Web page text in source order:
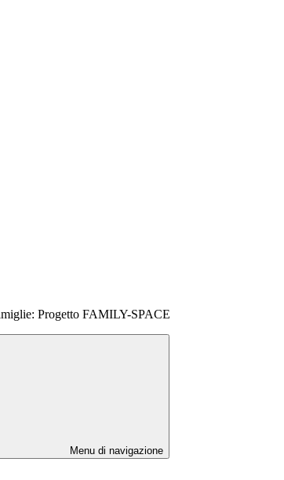
Progetto FAMILY-SPACE
Menu di navigazione